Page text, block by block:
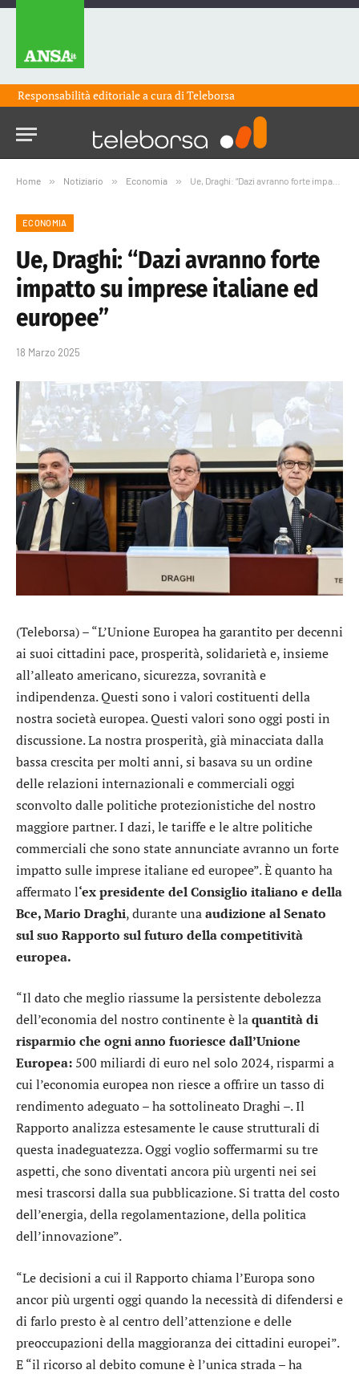
Responsabilità editoriale a cura diTeleborsa
Home » Notiziario » Economia » Ue, Draghi: “Dazi avranno forte impatto su imprese italiane ed europee”
ECONOMIA
Ue, Draghi: “Dazi avranno forte
impatto su imprese italiane ed
europee”
18 Marzo 2025
(Teleborsa) – “L’Unione Europea ha garantito per decenni
ai suoi cittadini pace, prosperità, solidarietà e, insieme
all’alleato americano, sicurezza, sovranità e
indipendenza. Questi sono i valori costituenti della
nostra società europea. Questi valori sono oggi posti in
discussione. La nostra prosperità, già minacciata dalla
bassa crescita per molti anni, si basava su un ordine
delle relazioni internazionali e commerciali oggi
sconvolto dalle politiche protezionistiche del nostro
maggiore partner. I dazi, le tariffe e le altre politiche
commerciali che sono state annunciate avranno un forte
impatto sulle imprese italiane ed europee”. È quanto ha
affermato l‘ex presidente del Consiglio italiano e della
Bce, Mario Draghi, durante unaaudizione al Senato
sul suo Rapporto sul futuro della competitività
europea.
“Il dato che meglio riassume la persistente debolezza
dell’economia del nostro continente è laquantità di
risparmio che ogni anno fuoriesce dall’Unione
Europea: 500 miliardi di euro nel solo 2024, risparmi a
cui l’economia europea non riesce a offrire un tasso di
rendimento adeguato – ha sottolineato Draghi –. Il
Rapporto analizza estesamente le cause strutturali di
questa inadeguatezza. Oggi voglio soffermarmi su tre
aspetti, che sono diventati ancora più urgenti nei sei
mesi trascorsi dalla sua pubblicazione. Si tratta del costo
dell’energia, della regolamentazione, della politica
dell’innovazione”.
“Le decisioni a cui il Rapporto chiama l’Europa sono
ancor più urgenti oggi quando la necessità di difendersi e
di farlo presto è al centro dell’attenzione e delle
preoccupazioni della maggioranza dei cittadini europei”.
E “il ricorso al debito comune è l’unica strada – ha